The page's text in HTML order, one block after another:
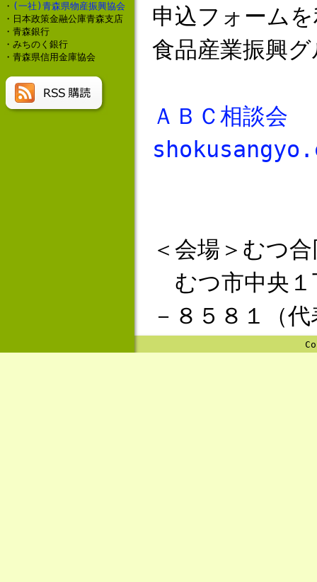
・ (一社)青森県物産振興協会
・日本政策金融公庫青森支店
・青森銀行
・みちのく銀行
・青森県信用金庫協会
申込フォーム
食品産業振興
ＡＢＣ相
＜会場＞むつ
むつ市中央
－８５８１（